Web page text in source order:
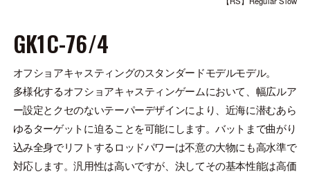
GK1C-76/4
オフショアキャスティングのスタンダードモデルモデル。
多様化するオフショアキャスティンゲームにおいて、幅広ルア
ー設定とクセのないテーパーデザインにより、近海に潜むあら
ゆるターゲットに迫ることを可能にします。バットまで曲がり
込み全身でリフトするロッドパワーは不意の大物にも高水準で
対応します。汎用性は高いですが、決してその基本性能は高価